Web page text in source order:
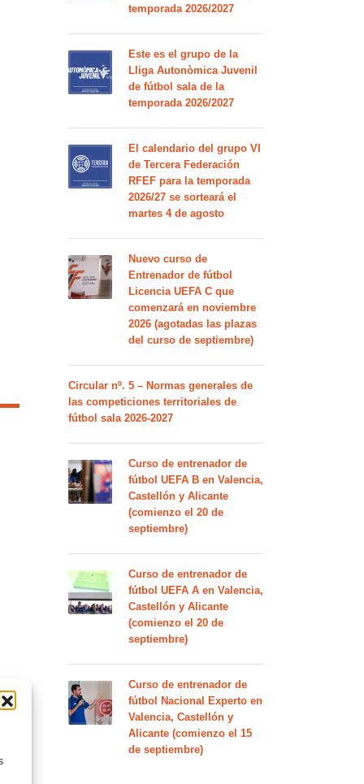
temporada 2026/2027
Este es el grupo de la
Lliga Autonòmica Juvenil
de fútbol sala de la
temporada 2026/2027
El calendario del grupo VI
de Tercera Federación
RFEF para la temporada
2026/27 se sorteará el
martes 4 de agosto
Nuevo curso de
Entrenador de fútbol
Licencia UEFA C que
comenzará en noviembre
2026 (agotadas las plazas
del curso de septiembre)
Circular nº. 5 – Normas generales de
las competiciones territoriales de
fútbol sala 2026-2027
Curso de entrenador de
fútbol UEFA B en Valencia,
Castellón y Alicante
(comienzo el 20 de
septiembre)
Curso de entrenador de
fútbol UEFA A en Valencia,
Castellón y Alicante
(comienzo el 20 de
septiembre)
Curso de entrenador de
fútbol Nacional Experto en
Valencia, Castellón y
Alicante (comienzo el 15
de septiembre)